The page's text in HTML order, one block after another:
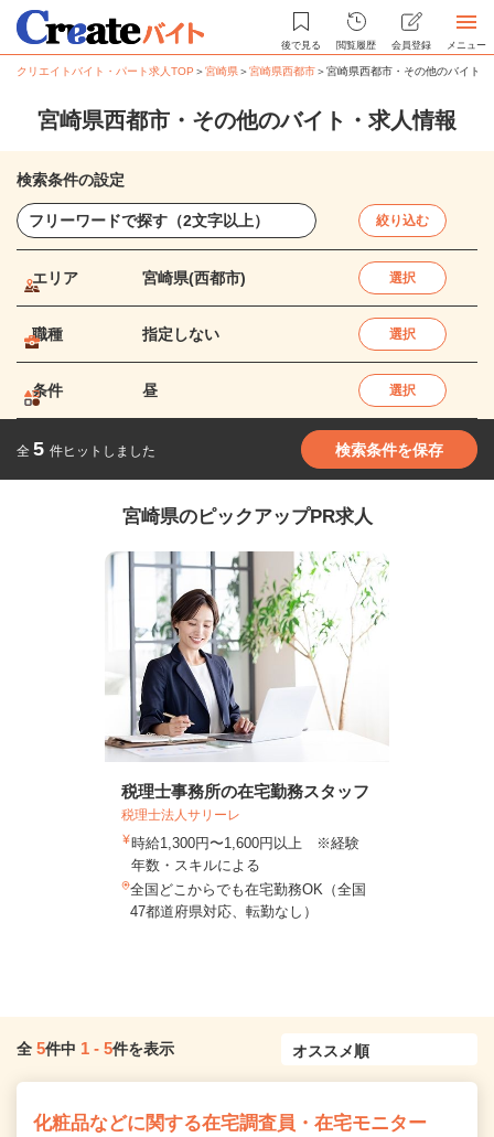
後で見る 閲覧履歴 会員登録 メニュー
クリエイトバイト・パート求人TOP ＞宮崎県＞宮崎県西都市＞宮崎県西都市・その他のバイト
宮崎県西都市・その他のバイト・求人情報
検索条件の設定
絞り込む
エリア 宮崎県(西都市) 選択
職種 指定しない 選択
条件 昼 選択
全 5 件ヒットしました 検索条件を保存
宮崎県のピックアップPR求人
税理士事務所の在宅勤務スタッフ
税理士法人サリーレ
時給1,300円〜1,600円以上 ※経験
年数・スキルによる
全国どこからでも在宅勤務OK（全国
47都道府県対応、転勤なし）
全 5件中 1 - 5件を表示
化粧品などに関する在宅調査員・在宅モニター